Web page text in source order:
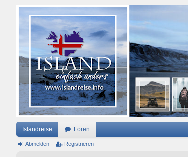
Islandreise Foren
Abmelden Registrieren